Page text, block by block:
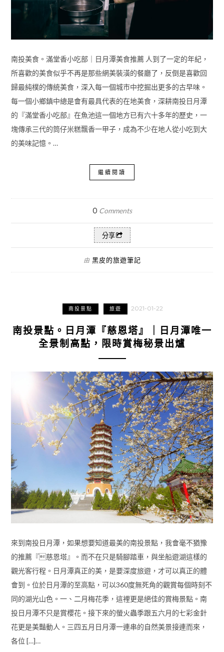
南投美食。滿堂香小吃部｜日月潭美食推薦 人到了一定的年紀，
所喜歡的美食似乎不再是那些網美裝潢的餐廳了，反倒是喜歡回
歸最純樸的傳統美食，深入每一個城市中挖掘出更多的古早味。
每一個小鄉鎮中總是會有最具代表的在地美食，深耕南投日月潭
的『滿堂香小吃部』在魚池這一個地方已有六十多年的歷史，一
塊傳承三代的筒仔米糕飄香一甲子，成為不少在地人從小吃到大
的美味記憶。…
繼續閱讀
0 Comments
分享
由 黑皮的旅遊筆記
南投景點 旅遊 2021-01-22
南投景點。日月潭『慈恩塔』｜日月潭唯一
全景制高點，限時賞梅秘景出爐
來到南投日月潭，如果想要知道最美的南投景點，我會毫不猶豫
的推薦『慈恩塔』。而不在只是騎腳踏車，與坐船遊湖這樣的
觀光客行程。日月潭真正的美，是要深度旅遊，才可以真正的體
會到。位於日月潭的至高點，可以360度無死角的觀賞每個時刻不
同的湖光山色。一、二月梅花季，這裡更是絕佳的賞梅景點。南
投日月潭不只是賞櫻花。接下來的螢火蟲季跟五六月的七彩金針
花更是美豔動人。三四五月日月潭一連串的自然美景接連而來，
各位 […]…